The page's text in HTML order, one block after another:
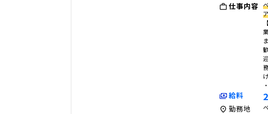
仕事内容
給料
勤務地